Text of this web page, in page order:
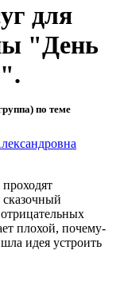
для
"День
по теме
сказочный
плохой, почему-
идея устроить